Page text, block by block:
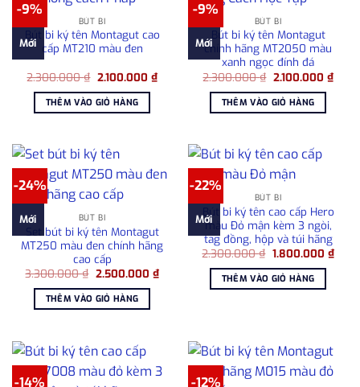
-9%
Mới
BÚT BI
Bút bi ký tên Montagut cao
cấp MT210 màu đen
2.300.000₫ Giá
là:
2.300.000 ₫.
2.100.000 ₫Giá
hiện
2.100.000 ₫.
THÊM VÀO GIỎ HÀNG
-9%
Mới
BÚT BI
Bút bi ký tên Montagut
chính hãng MT2050 màu
xanh ngọc đính đá
2.300.000₫ Giá
là:
2.300.000 ₫.
2.100.000 ₫Giá
hiện
THÊM VÀO GIỎ HÀNG
-24%
Mới BÚT BI
Set bút bi ký tên Montagut
MT250 màu đen chính hãng
cao cấp
3.300.000₫ Giá
là:
3.300.000 ₫.
2.500.000 ₫Giá
hiện
THÊM VÀO GIỎ HÀNG
-22%
Mới
BÚT BI
Bút bi ký tên cao cấp Hero
màu Đỏ mận kèm 3 ngòi,
tag đồng, hộp và túi hãng
2.300.000₫ Giá
là:
2.300.000 ₫.
1.800.000 ₫Giá
hiện
THÊM VÀO GIỎ HÀNG
-14% -12%